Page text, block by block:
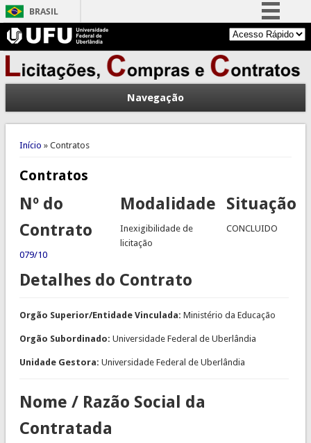
BRASIL
Simplifique!
Comunica BR
Participe
Acesso à informação
Legislação
Navegação
Você está aqui
Início » Contratos
Contratos
Nº do
Contrato
079/10
Modalidade
Inexigibilidade de
licitação
Situação
CONCLUIDO
Detalhes do Contrato
Orgão Superior/Entidade Vinculada: Ministério da Educação
Orgão Subordinado: Universidade Federal de Uberlândia
Unidade Gestora: Universidade Federal de Uberlândia
Nome / Razão Social da
Contratada